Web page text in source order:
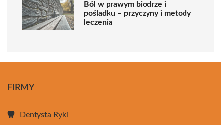
Ból w prawym biodrze i
pośladku – przyczyny i metody
leczenia
FIRMY
Dentysta Ryki